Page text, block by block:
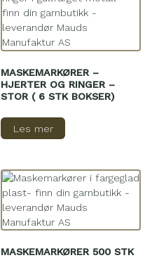
MASKEMARKØRER –
HJERTER OG RINGER –
STOR ( 6 STK BOKSER)
Les mer
MASKEMARKØRER 500 STK